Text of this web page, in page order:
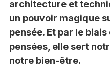
architecture et
un pouvoir magique
pensée. Et par le
pensées, elle sert
notre bien-être.